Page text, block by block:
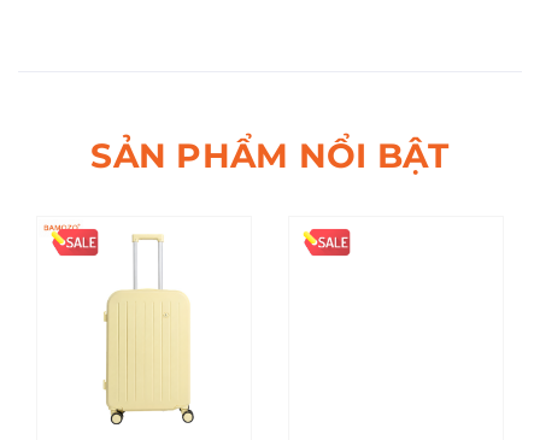
SẢN PHẨM NỔI BẬT